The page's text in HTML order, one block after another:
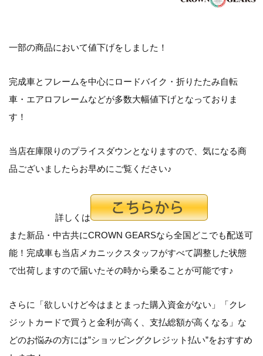
一部の商品において値下げをしました！
完成車とフレームを中心にロードバイク・折りたたみ自転
車・エアロフレームなどが多数大幅値下げとなっておりま
す！
当店在庫限りのプライスダウンとなりますので、気になる商
品ございましたらお早めにご覧ください♪
詳しくは
また新品・中古共にCROWN GEARSなら全国どこでも配送可
能！完成車も当店メカニックスタッフがすべて調整した状態
で出荷しますので届いたその時から乗ることが可能です♪
さらに「欲しいけど今はまとまった購入資金がない 」「クレ
ジットカードで買うと金利が高く、支払総額が高くなる 」な
どのお悩みの方には”ショッピングクレジット払い”をおすすめ